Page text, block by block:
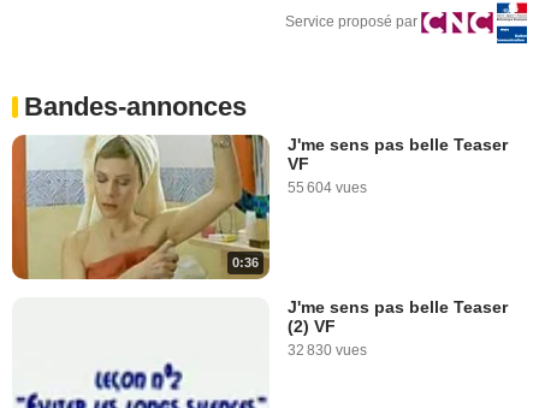
Service proposé par
Bandes-annonces
0:36
J'me sens pas belle Teaser
VF
55 604 vues
J'me sens pas belle Teaser
(2) VF
32 830 vues